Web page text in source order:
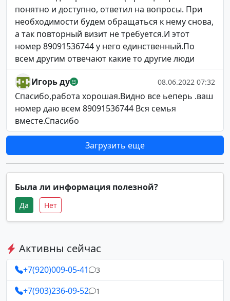
понятно и доступно, ответил на вопросы. При
необходимости будем обращаться к нему снова,
а так повторный визит не требуется.И этот
номер 89091536744 у него единственный.По
всем другим отвечают какие то другие люди
Игорь ду 08.06.2022 07:32
Спасибо,работа хорошая.Видно все ьеперь .ваш
номер даю всем 89091536744 Вся семья
вместе.Спасибо
Загрузить еще
Была ли информация полезной?
Да Нет
Активны сейчас
+7(920)009-05-41 3
+7(903)236-09-52 1